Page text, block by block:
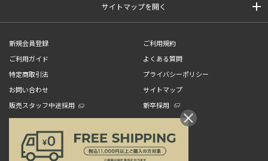
サイトマップを開く
新規会員登録
ご利用規約
ご利用ガイド
よくある質問
特定商取引法
プライバシーポリシー
お問い合わせ
サイトマップ
販売スタッフ中途採用
新卒採用